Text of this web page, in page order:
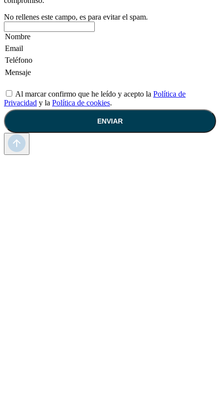
No rellenes este campo, es para evitar el spam.
Al marcar confirmo que he leído y acepto la Política de
Privacidad y la Política de cookies.
ENVIAR